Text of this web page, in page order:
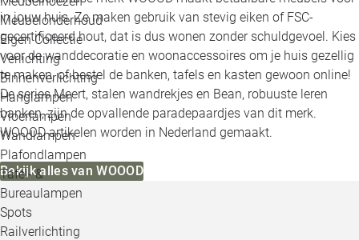
Meubelonderhoud
Eigen Collectie
Verlichting
Binnenverlichting
Hanglampen
Vloerlampen
Wandlampen
Plafondlampen
Tafel- &
Bureaulampen
Spots
Railverlichting
in jouw huis. Ze maken gebruik van stevig eiken of FSC-
gecertificeerd hout, dat is dus wonen zonder schuldgevoel. Kies
voor de wanddecoratie en woonaccessoires om je huis gezellig
te maken, of bestel de banken, tafels en kasten gewoon online!
De series Meert, stalen wandrekjes en Bean, robuuste leren
banken, zijn de opvallende paradepaardjes van dit merk.
WOOOD artikelen worden in Nederland gemaakt.
Bekijk alles van WOOOD